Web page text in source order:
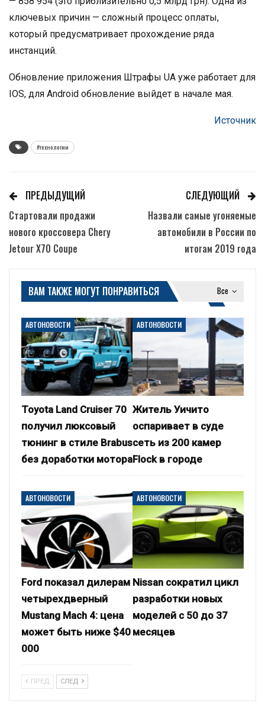
ключевых причин — сложный процесс оплаты,
который предусматривает прохождение ряда
инстанций.
Обновление приложения Штрафы UA уже работает для
IOS, для Android обновление выйдет в начале мая.
Источник
#технологии
ПРЕДЫДУЩИЙ
Стартовали продажи
нового кроссовера Chery
Jetour X70 Coupe
СЛЕДУЮЩИЙ
Назвали самые угоняемые
автомобили в России по
итогам 2019 года
Все
ВАМ ТАКЖЕ МОГУТ ПОНРАВИТЬСЯ
АВТОНОВОСТИ
Toyota Land Cruiser 70
получил люксовый
тюнинг в стиле Brabus
без доработки мотора
АВТОНОВОСТИ
Житель Уичито
оспаривает в суде
сеть из 200 камер
Flock в городе
АВТОНОВОСТИ
Ford показал дилерам
четырехдверный
Mustang Mach 4: цена
может быть ниже $40
000
АВТОНОВОСТИ
Nissan сократил цикл
разработки новых
моделей с 50 до 37
месяцев
ПРЕД СЛЕД